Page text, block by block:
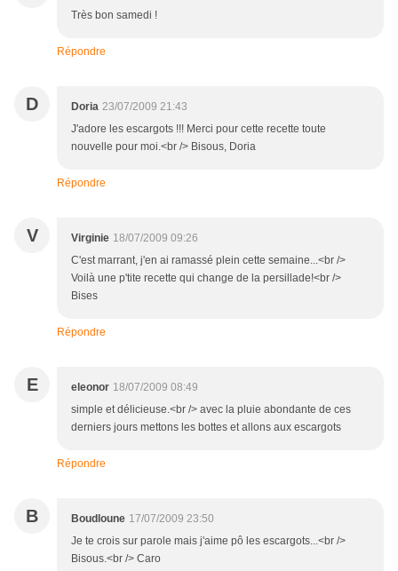
Très bon samedi !
Répondre
D Doria 23/07/2009 21:43
J'adore les escargots !!! Merci pour cette recette toute
nouvelle pour moi.<br /> Bisous, Doria
Répondre
V Virginie 18/07/2009 09:26
C'est marrant, j'en ai ramassé plein cette semaine...<br />
Voilà une p'tite recette qui change de la persillade!<br />
Bises
Répondre
E eleonor 18/07/2009 08:49
simple et délicieuse.<br /> avec la pluie abondante de ces
derniers jours mettons les bottes et allons aux escargots
Répondre
B Boudloune 17/07/2009 23:50
Je te crois sur parole mais j'aime pô les escargots...<br />
Bisous.<br /> Caro